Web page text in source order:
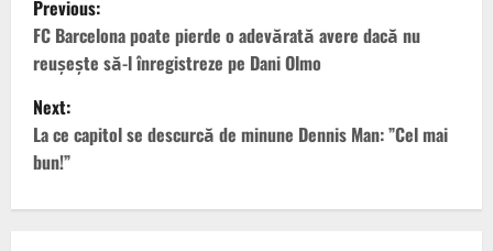
o
s
t
n
Previous:
FC Barcelona poate pierde o adevărată avere dacă nu
reușește să-l înregistreze pe Dani Olmo
Next:
La ce capitol se descurcă de minune Dennis Man: ”Cel mai
bun!”